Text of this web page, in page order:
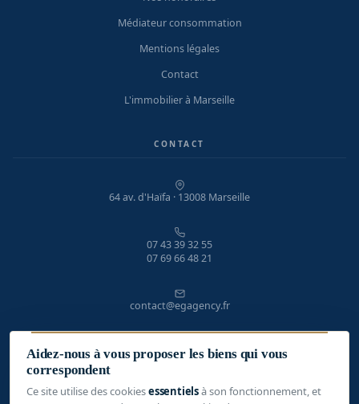
Médiateur consommation
Mentions légales
Contact
L'immobilier à Marseille
CONTACT
64 av. d'Haïfa · 13008 Marseille
07 43 39 32 55
07 69 66 48 21
contact@egagency.fr
Lundi – Vendredi · 9h – 19h
Aidez-nous à vous proposer les biens qui vous
correspondent
Ce site utilise des cookiesessentielsà son fonctionnement, et